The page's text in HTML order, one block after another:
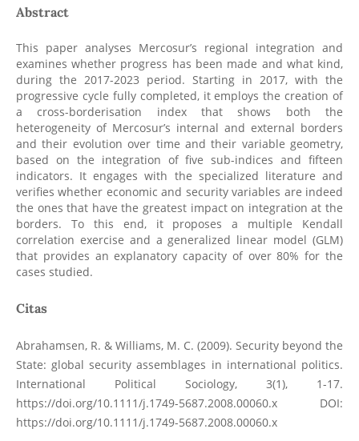
Abstract
This paper analyses Mercosur’s regional integration and
examines whether progress has been made and what kind,
during the 2017-2023 period. Starting in 2017, with the
progressive cycle fully completed, it employs the creation of
a cross-borderisation index that shows both the
heterogeneity of Mercosur’s internal and external borders
and their evolution over time and their variable geometry,
based on the integration of five sub-indices and fifteen
indicators. It engages with the specialized literature and
verifies whether economic and security variables are indeed
the ones that have the greatest impact on integration at the
borders. To this end, it proposes a multiple Kendall
correlation exercise and a generalized linear model (GLM)
that provides an explanatory capacity of over 80% for the
cases studied.
Citas
Abrahamsen, R. & Williams, M. C. (2009). Security beyond the
State: global security assemblages in international politics.
International Political Sociology, 3(1), 1-17.
https://doi.org/10.1111/j.1749-5687.2008.00060.xDOI:
https://doi.org/10.1111/j.1749-5687.2008.00060.x